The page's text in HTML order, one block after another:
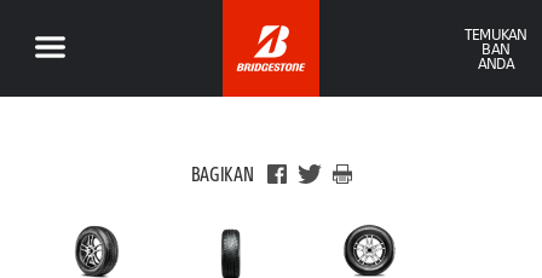
TEMUKAN
BAN
ANDA
BAGIKAN